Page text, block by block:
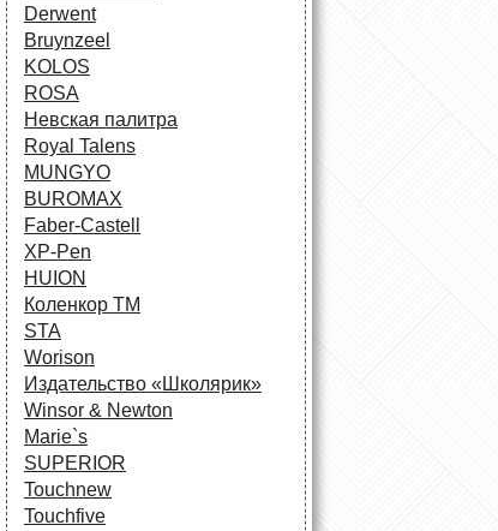
Derwent
Bruynzeel
KOLOS
ROSA
Невская палитра
Royal Talens
MUNGYO
BUROMAX
Faber-Castell
XP-Pen
HUION
Коленкор ТМ
STA
Worison
Издательство «Школярик»
Winsor & Newton
Marie`s
SUPERIOR
Touchnew
Touchfive